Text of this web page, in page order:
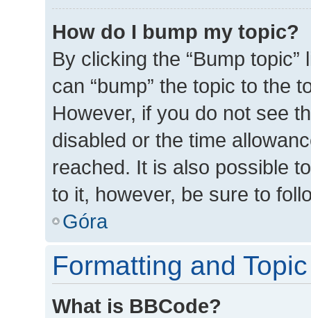
How do I bump my topic?
By clicking the “Bump
can “bump” the topic to the
However, if you do not see
disabled or the time
reached. It is also possible
to it, however, be sure to
Góra
Formatting and
What is BBCode?